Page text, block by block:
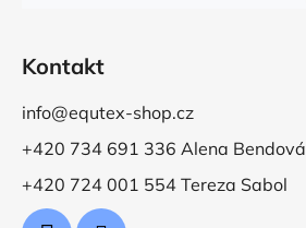
Kontakt
info@equtex-shop.cz
+420 734 691 336 Alena Bendová
+420 724 001 554 Tereza Sabol